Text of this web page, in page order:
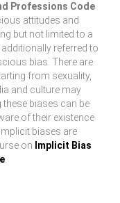
Professions Code
attitudes and
but not limited to a
referred to
bias. There are
from sexuality,
and culture may
biases can be
of their existence
biases are
on Implicit Bias